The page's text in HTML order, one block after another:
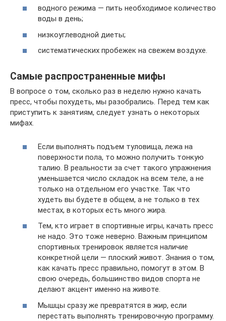
водного режима — пить необходимое количество
воды в день;
низкоуглеводной диеты;
систематических пробежек на свежем воздухе.
Самые распространенные мифы
В вопросе о том, сколько раз в неделю нужно качать
пресс, чтобы похудеть, мы разобрались. Перед тем как
приступить к занятиям, следует узнать о некоторых
мифах.
Если выполнять подъем туловища, лежа на
поверхности пола, то можно получить тонкую
талию. В реальности за счет такого упражнения
уменьшается число складок на всем теле, а не
только на отдельном его участке. Так что
худеть вы будете в общем, а не только в тех
местах, в которых есть много жира.
Тем, кто играет в спортивные игры, качать пресс
не надо. Это тоже неверно. Важным принципом
спортивных тренировок является наличие
конкретной цели — плоский живот. Знания о том,
как качать пресс правильно, помогут в этом. В
свою очередь, большинство видов спорта не
делают акцент именно на животе.
Мышцы сразу же превратятся в жир, если
перестать выполнять тренировочную программу.